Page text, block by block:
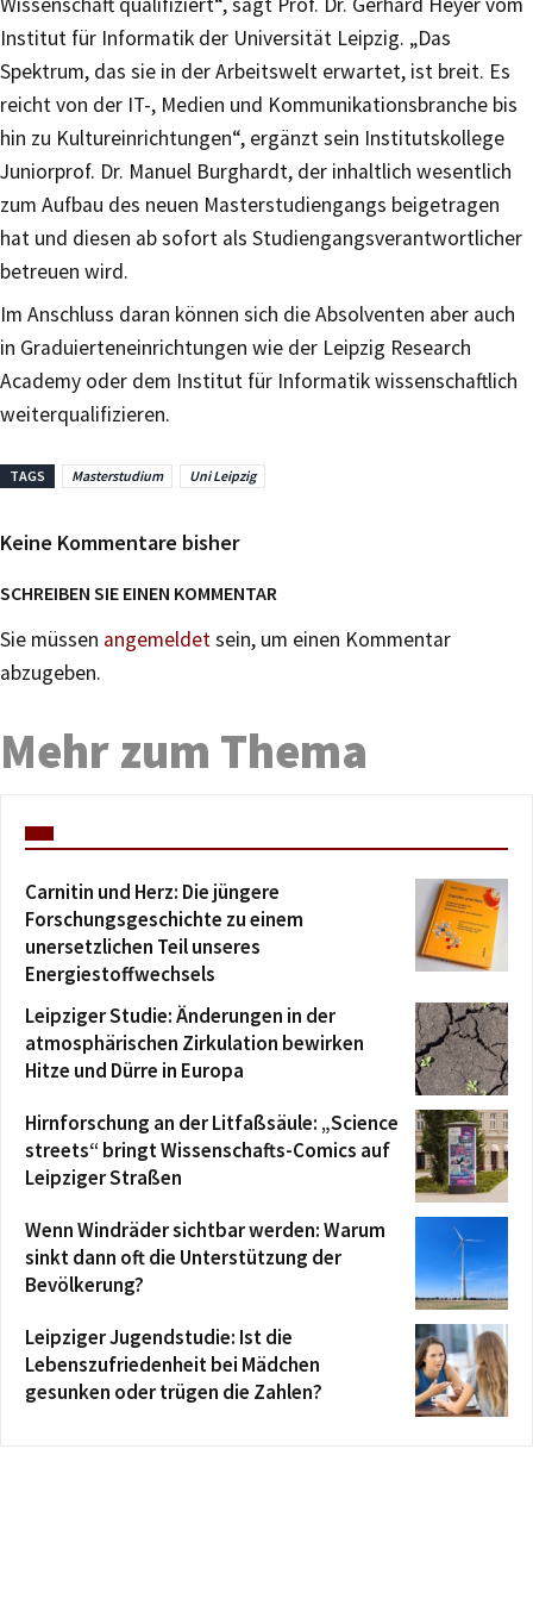
Institut für Informatik der Universität Leipzig. „Das
Spektrum, das sie in der Arbeitswelt erwartet, ist breit. Es
reicht von der IT-, Medien und Kommunikationsbranche bis
hin zu Kultureinrichtungen“, ergänzt sein Institutskollege
Juniorprof. Dr. Manuel Burghardt, der inhaltlich wesentlich
zum Aufbau des neuen Masterstudiengangs beigetragen
hat und diesen ab sofort als Studiengangsverantwortlicher
betreuen wird.
Im Anschluss daran können sich die Absolventen aber auch
in Graduierteneinrichtungen wie der Leipzig Research
Academy oder dem Institut für Informatik wissenschaftlich
weiterqualifizieren.
TAGS Masterstudium Uni Leipzig
Keine Kommentare bisher
SCHREIBEN SIE EINEN KOMMENTAR
Sie müssen angemeldetsein, um einen Kommentar
abzugeben.
Mehr zum Thema
Carnitin und Herz: Die jüngere
Forschungsgeschichte zu einem
unersetzlichen Teil unseres
Energiestoffwechsels
Leipziger Studie: Änderungen in der
atmosphärischen Zirkulation bewirken
Hitze und Dürre in Europa
Hirnforschung an der Litfaßsäule: „Science
streets“ bringt Wissenschafts-Comics auf
Leipziger Straßen
Wenn Windräder sichtbar werden: Warum
sinkt dann oft die Unterstützung der
Bevölkerung?
Leipziger Jugendstudie: Ist die
Lebenszufriedenheit bei Mädchen
gesunken oder trügen die Zahlen?